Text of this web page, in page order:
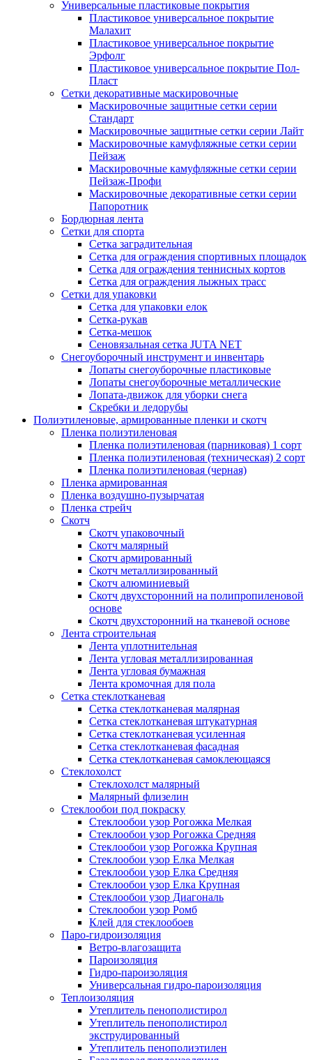
Универсальные пластиковые покрытия
Пластиковое универсальное покрытие
Малахит
Пластиковое универсальное покрытие
Эрфолг
Пластиковое универсальное покрытие Пол-
Пласт
Сетки декоративные маскировочные
Маскировочные защитные сетки серии
Стандарт
Маскировочные защитные сетки серии Лайт
Маскировочные камуфляжные сетки серии
Пейзаж
Маскировочные камуфляжные сетки серии
Пейзаж-Профи
Маскировочные декоративные сетки серии
Папоротник
Бордюрная лента
Сетки для спорта
Сетка заградительная
Сетка для ограждения спортивных площадок
Сетка для ограждения теннисных кортов
Сетка для ограждения лыжных трасс
Сетки для упаковки
Сетка для упаковки елок
Сетка-рукав
Сетка-мешок
Сеновязальная сетка JUTA NET
Снегоуборочный инструмент и инвентарь
Лопаты снегоуборочные пластиковые
Лопаты снегоуборочные металлические
Лопата-движок для уборки снега
Скребки и ледорубы
Полиэтиленовые, армированные пленки и скотч
Пленка полиэтиленовая
Пленка полиэтиленовая (парниковая) 1 сорт
Пленка полиэтиленовая (техническая) 2 сорт
Пленка полиэтиленовая (черная)
Пленка армированная
Пленка воздушно-пузырчатая
Пленка стрейч
Скотч
Скотч упаковочный
Скотч малярный
Скотч армированный
Скотч металлизированный
Скотч алюминиевый
Скотч двухсторонний на полипропиленовой
основе
Скотч двухсторонний на тканевой основе
Лента строительная
Лента уплотнительная
Лента угловая металлизированная
Лента угловая бумажная
Лента кромочная для пола
Сетка стеклотканевая
Сетка стеклотканевая малярная
Сетка стеклотканевая штукатурная
Сетка стеклотканевая усиленная
Сетка стеклотканевая фасадная
Сетка стеклотканевая самоклеющаяся
Стеклохолст
Стеклохолст малярный
Малярный флизелин
Стеклообои под покраску
Стеклообои узор Рогожка Мелкая
Стеклообои узор Рогожка Средняя
Стеклообои узор Рогожка Крупная
Стеклообои узор Елка Мелкая
Стеклообои узор Елка Средняя
Стеклообои узор Елка Крупная
Стеклообои узор Диагональ
Стеклообои узор Ромб
Клей для стеклообоев
Паро-гидроизоляция
Ветро-влагозащита
Пароизоляция
Гидро-пароизоляция
Универсальная гидро-пароизоляция
Теплоизоляция
Утеплитель пенополистирол
Утеплитель пенополистирол
экструдированный
Утеплитель пенополиэтилен